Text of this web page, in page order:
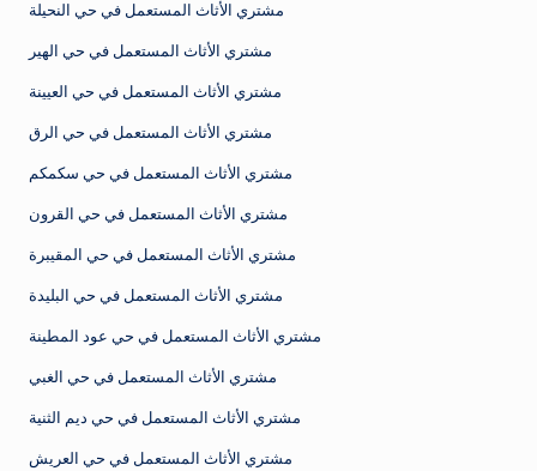
مشتري الأثاث المستعمل في حي النحيلة
مشتري الأثاث المستعمل في حي الهير
مشتري الأثاث المستعمل في حي العيينة
مشتري الأثاث المستعمل في حي الرق
مشتري الأثاث المستعمل في حي سكمكم
مشتري الأثاث المستعمل في حي القرون
مشتري الأثاث المستعمل في حي المقيبرة
مشتري الأثاث المستعمل في حي البليدة
مشتري الأثاث المستعمل في حي عود المطينة
مشتري الأثاث المستعمل في حي الغبي
مشتري الأثاث المستعمل في حي ديم الثنية
مشتري الأثاث المستعمل في حي العريش